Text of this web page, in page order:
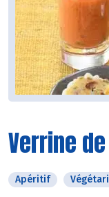
Verrine
Apéritif